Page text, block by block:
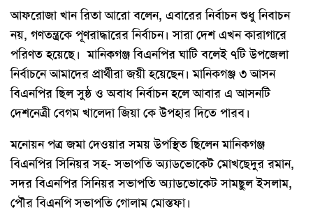
আফরোজা খান রিতা আরো বলেন, এবারের নির্বাচন শুধু নিবাচন
নয়, গণতন্ত্রকে পূণরাদ্ধারের নির্বাচন। সারা দেশ এখন কারাগারে
পরিণত হয়েছে। মানিকগঞ্জ বিএনপির ঘাটি বলেই ৭টি উপজেলা
নির্বাচনে আমাদের প্রার্থীরা জয়ী হয়েছেন। মানিকগঞ্জ ৩ আসন
বিএনপির ছিল সুষ্ঠ ও অবাধ নির্বাচন হলে আবার এ আসনটি
দেশনেত্রী বেগম খালেদা জিয়া কে উপহার দিতে পারব।
মনোয়ন পত্র জমা দেওয়ার সময় উপস্থিত ছিলেন মানিকগঞ্জ
বিএনপির সিনিয়র সহ- সভাপতি অ্যাডভোকেট মোখছেদুর রমান,
সদর বিএনপির সিনিয়র সভাপতি অ্যাডভোকেট সামছুল ইসলাম,
পৌর বিএনপি সভাপতি গোলাম মোস্তফা।